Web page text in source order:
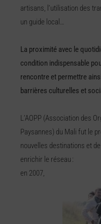
artisans, l’utilisation des
un guide local…
La proximité avec le
condition indispensable
rencontre et permettre
barrières culturelles et
L’AOPP (Association des
Paysannes) du Mali fut le
nouvelles destinations et
enrichir le réseau :
en 2007,